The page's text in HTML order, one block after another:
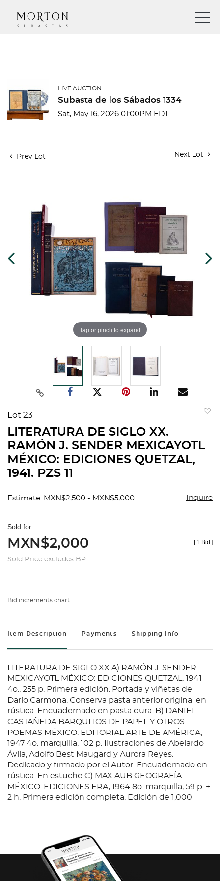
LIVE AUCTION
Subasta de los Sábados 1334
Sat, May 16, 2026 01:00PM EDT
Prev Lot Next Lot
Tap or pinch to expand
Lot 23
LITERATURA DE SIGLO XX.
RAMÓN J. SENDER MEXICAYOTL
MÉXICO: EDICIONES QUETZAL,
1941. PZS 11
Estimate: MXN$2,500 - MXN$5,000 Inquire
Sold for
MXN$2,000
Sold Price excludes BP
[ 1 Bid ]
Bid increments chart
Item Description Payments Shipping Info
LITERATURA DE SIGLO XX A) RAMÓN J. SENDER
MEXICAYOTL MÉXICO: EDICIONES QUETZAL, 1941
4o., 255 p. Primera edición. Portada y viñetas de
Darío Carmona. Conserva pasta anterior original en
rústica. Encuadernado en pasta dura. B) DANIEL
CASTAÑEDA BARQUITOS DE PAPEL Y OTROS
POEMAS MÉXICO: EDITORIAL ARTE DE AMÉRICA,
1947 4o. marquilla, 102 p. Ilustraciones de Abelardo
Ávila, Adolfo Best Maugard y Aurora Reyes.
Dedicado y firmado por el Autor. Encuadernado en
rústica. En estuche C) MAX AUB GEOGRAFÍA
MÉXICO: EDICIONES ERA, 1964 8o. marquilla, 59 p. +
2 h. Primera edición completa. Edición de 1,000
Exposición: Centro Cultural Santo Domingo, Oaxaca
(México), septiembre-octubre de 2003; Centro
Cultural Español, México D. F. (México), octubre de
2003-enero de 2004. Encuadernado en rústica E)